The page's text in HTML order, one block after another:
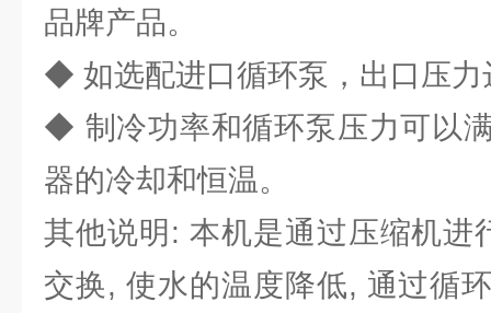
品牌产品。
◆ 如选配进口循环泵，出口
◆ 制冷功率和循环泵压力可以
器的冷却和恒温。
其他说明: 本机是通过压缩机进
交换, 使水的温度降低, 通过循